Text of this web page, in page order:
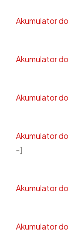
Akumulator do
Akumulator do
Akumulator do
Akumulator do
-]
Akumulator do
Akumulator do